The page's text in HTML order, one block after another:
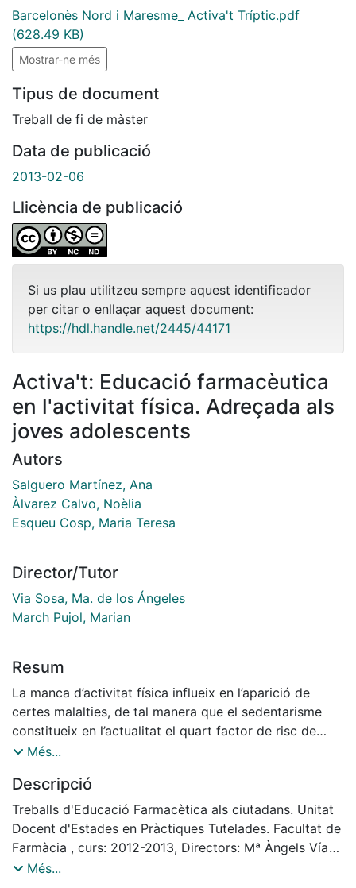
Barcelonès Nord i Maresme_ Activa't Tríptic.pdf
(628.49 KB)
Mostrar-ne més
Tipus de document
Treball de fi de màster
Data de publicació
2013-02-06
Llicència de publicació
Si us plau utilitzeu sempre aquest identificador
per citar o enllaçar aquest document:
https://hdl.handle.net/2445/44171
Activa't: Educació farmacèutica
en l'activitat física. Adreçada als
joves adolescents
Autors
Salguero Martínez, Ana
Àlvarez Calvo, Noèlia
Esqueu Cosp, Maria Teresa
Director/Tutor
Via Sosa, Ma. de los Ángeles
March Pujol, Marian
Resum
La manca d’activitat física influeix en l’aparició de
certes malalties, de tal manera que el sedentarisme
constitueix en l’actualitat el quart factor de risc de
mortalitat al món. És per aquest motiu que la pràctica
fonamental que ens permet prevenir hàbits nocius per
la salut, que a la llarga poden desencadenar
patologies greus. Per altra banda, la pràctica d’una
hora diària
d’activitats físiques integrades de forma regular en la
Més...
Descripció
Treballs d'Educació Farmacètica als ciutadans. Unitat
Docent d'Estades en Pràctiques Tutelades. Facultat de
Farmàcia , curs: 2012-2013, Directors: Mª Àngels Vía
Sosa i Marian March Pujol
Més...